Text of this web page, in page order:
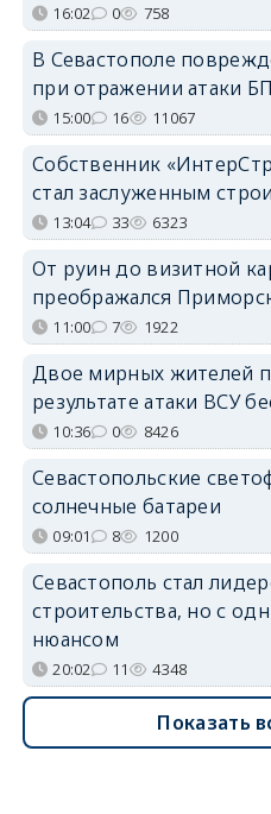
16:02 0 758
В Севастополе
при отражении атаки
15:00 16 11067
Собственник
стал заслуженным
13:04 33 6323
От руин до визитной
преображался
11:00 7 1922
Двое мирных жителей
результате атаки ВСУ
10:36 0 8426
Севастопольские
солнечные батареи
09:01 8 1200
Севастополь стал
строительства, но с
нюансом
20:02 11 4348
Показать